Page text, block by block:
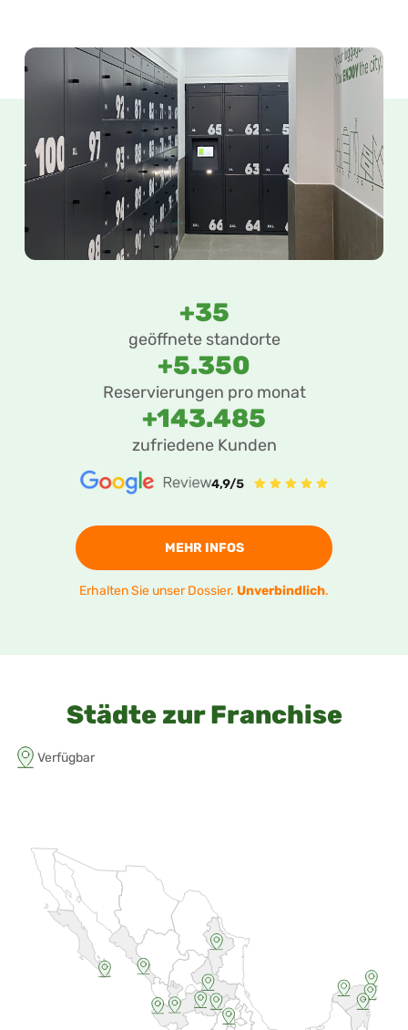
+35
geöffnete standorte
+5.350
Reservierungen pro monat
+143.485
zufriedene Kunden
MEHR INFOS
Erhalten Sie unser Dossier. Unverbindlich.
Städte zur Franchise
Verfügbar